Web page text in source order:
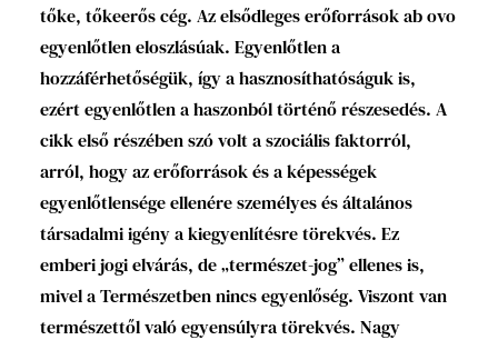
tőke, tőkeerős cég. Az elsődleges erőforrások ab ovo
egyenlőtlen eloszlásúak. Egyenlőtlen a
hozzáférhetőségük, így a hasznosíthatóságuk is,
ezért egyenlőtlen a haszonból történő részesedés. A
cikk első részében szó volt a szociális faktorról,
arról, hogy az erőforrások és a képességek
egyenlőtlensége ellenére személyes és általános
társadalmi igény a kiegyenlítésre törekvés. Ez
emberi jogi elvárás, de „természet-jog” ellenes is,
mivel a Természetben nincs egyenlőség. Viszont van
természettől való egyensúlyra törekvés. Nagy